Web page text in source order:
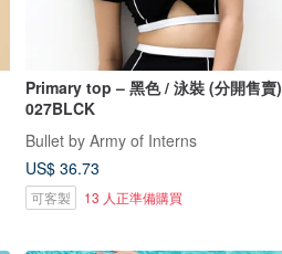
Primary top – 黑色 / 泳裝 (分開售賣)
027BLCK
Bullet by Army of Interns
US$ 36.73
可客製 13 人正準備購買